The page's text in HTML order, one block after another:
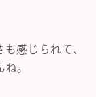
感じられて、
。